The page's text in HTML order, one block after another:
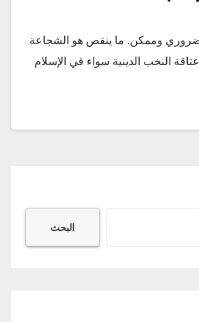
ضروري وممكن. ما ينقص هو الشجاعة
النخب الدينية سواء في الإسلام
البحث